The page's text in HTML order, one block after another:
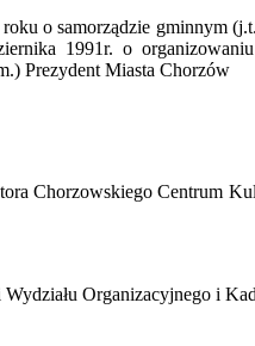
o samorządzie gminnym
1991r. o
Prezydent Miasta Chorzów
Chorzowskiego Centrum
Organizacyjnego i